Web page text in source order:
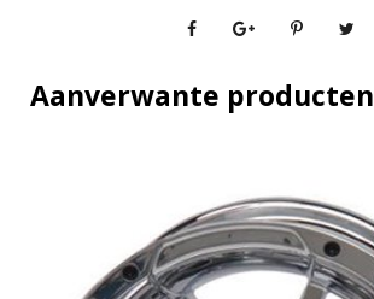
c
Aanverwante producten